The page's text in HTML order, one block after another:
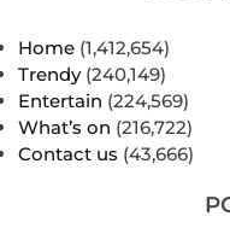
Home (1,412,654)
Trendy (240,149)
Entertain (224,569)
What’s on (216,722)
Contact us (43,666)